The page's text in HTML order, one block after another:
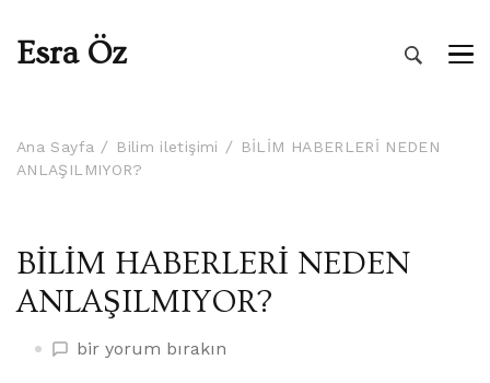
Esra Öz
Ana Sayfa Bilim iletişimi
BİLİM HABERLERİ NEDEN
ANLAŞILMIYOR?
BİLİM HABERLERİ NEDEN
ANLAŞILMIYOR?
BİLİM
bir yorum bırakın